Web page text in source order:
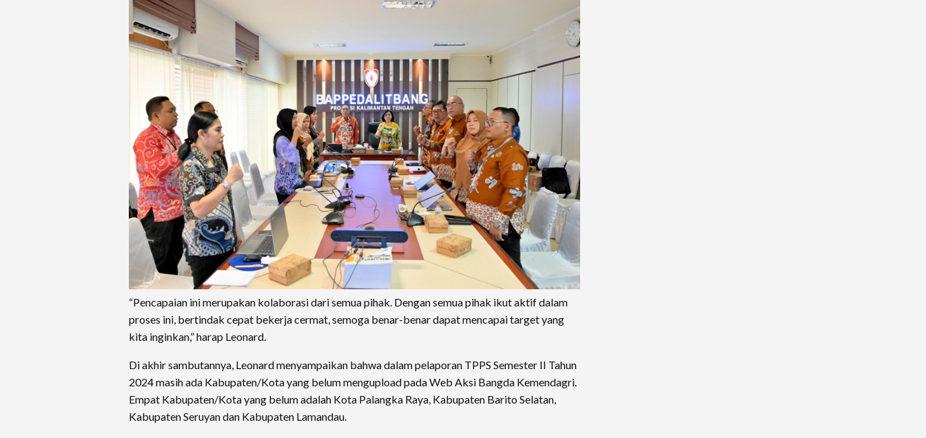
“Pencapaian ini merupakan kolaborasi dari semua pihak. Dengan semua pihak ikut aktif dalam
proses ini, bertindak cepat bekerja cermat, semoga benar-benar dapat mencapai target yang
kita inginkan,” harap Leonard.
Di akhir sambutannya, Leonard menyampaikan bahwa dalam pelaporan TPPS Semester II Tahun
2024 masih ada Kabupaten/Kota yang belum mengupload pada Web Aksi Bangda Kemendagri.
Empat Kabupaten/Kota yang belum adalah Kota Palangka Raya, Kabupaten Barito Selatan,
Kabupaten Seruyan dan Kabupaten Lamandau.